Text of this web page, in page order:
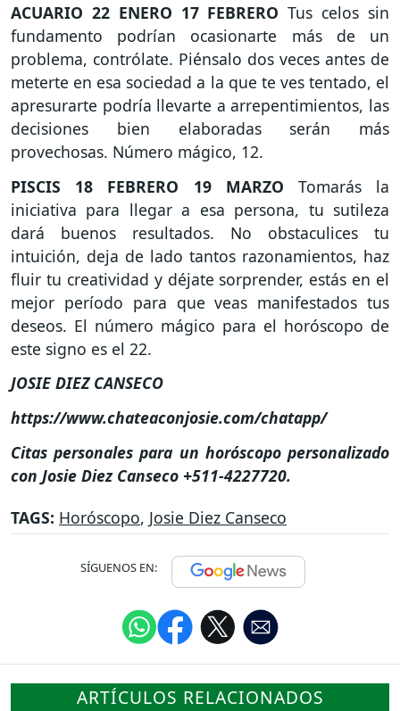
ACUARIO 22 ENERO 17 FEBRERO Tus celos sin
fundamento podrían ocasionarte más de un
problema, contrólate. Piénsalo dos veces antes de
meterte en esa sociedad a la que te ves tentado, el
apresurarte podría llevarte a arrepentimientos, las
decisiones bien elaboradas serán más
provechosas. Número mágico, 12.
PISCIS
18 FEBRERO 19 MARZO Tomarás la
iniciativa para llegar a esa persona, tu sutileza
dará buenos resultados. No obstaculices tu
intuición, deja de lado tantos razonamientos, haz
fluir tu creatividad y déjate sorprender, estás en el
mejor período para que veas manifestados tus
deseos. El número mágico para el horóscopo de
este signo es el 22.
JOSIE DIEZ CANSECO
https://www.chateaconjosie.com/chatapp/
Citas personales para un horóscopo personalizado
con Josie Diez Canseco +511-4227720.
TAGS: Horóscopo, Josie Diez Canseco
SÍGUENOS EN:
ARTÍCULOS RELACIONADOS